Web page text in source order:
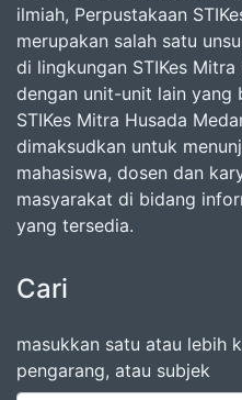
ilmiah, Perpustakaan
merupakan salah satu
di lingkungan STIKes
dengan unit-unit lain yang
STIKes Mitra Husada
dimaksudkan untuk
mahasiswa, dosen dan
masyarakat di bidang
yang tersedia.
Cari
masukkan satu atau lebih
pengarang, atau subjek